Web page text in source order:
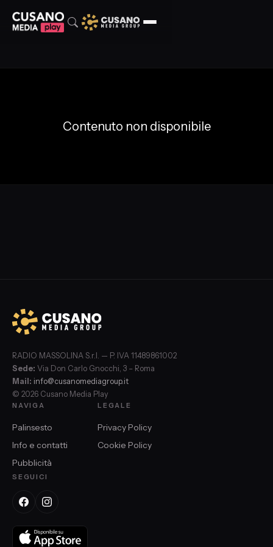
Contenuto non disponibile
RADIO MASSOLINA S.r.l. — P. IVA 11489861002
Sede: Via Don Carlo Gnocchi, 3 – Roma
Mail: info@cusanomediagroup.it
© 2026 Cusano Media Play
NAVIGA
Palinsesto
Info e contatti
Pubblicità
LEGALE
Privacy Policy
Cookie Policy
SEGUICI